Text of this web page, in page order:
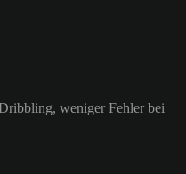
weniger Fehler bei